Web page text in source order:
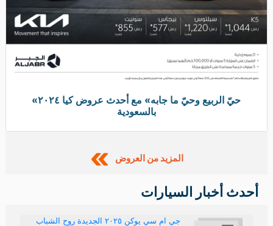
«حيّ الربيع وحيّ ما جابه» مع أحدث عروض كيا ٢٠٢٤
بالسعودية
المزيد من العروض
أحدث أخبار السيارات
جي ام سي يوكن ٢٠٢٥ الجديدة روح الشباب